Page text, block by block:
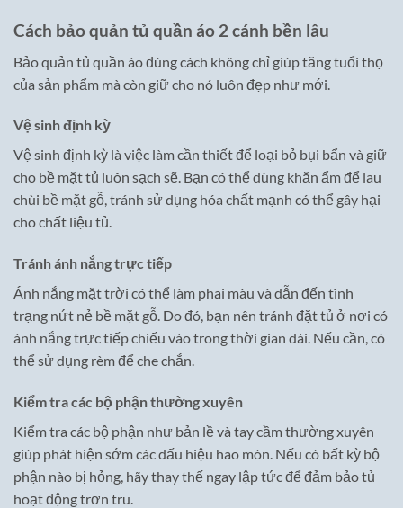
Cách bảo quản tủ quần áo 2 cánh bền lâu
Bảo quản tủ quần áo đúng cách không chỉ giúp tăng tuổi thọ
của sản phẩm mà còn giữ cho nó luôn đẹp như mới.
Vệ sinh định kỳ
Vệ sinh định kỳ là việc làm cần thiết để loại bỏ bụi bẩn và giữ
cho bề mặt tủ luôn sạch sẽ. Bạn có thể dùng khăn ẩm để lau
chùi bề mặt gỗ, tránh sử dụng hóa chất mạnh có thể gây hại
cho chất liệu tủ.
Tránh ánh nắng trực tiếp
Ánh nắng mặt trời có thể làm phai màu và dẫn đến tình
trạng nứt nẻ bề mặt gỗ. Do đó, bạn nên tránh đặt tủ ở nơi có
ánh nắng trực tiếp chiếu vào trong thời gian dài. Nếu cần, có
thể sử dụng rèm để che chắn.
Kiểm tra các bộ phận thường xuyên
Kiểm tra các bộ phận như bản lề và tay cầm thường xuyên
giúp phát hiện sớm các dấu hiệu hao mòn. Nếu có bất kỳ bộ
phận nào bị hỏng, hãy thay thế ngay lập tức để đảm bảo tủ
hoạt động trơn tru.